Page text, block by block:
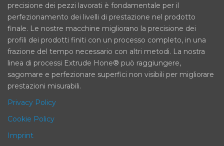
precisione dei pezzi lavorati è fondamentale per il
perfezionamento dei livelli di prestazione nel prodotto
finale. Le nostre macchine migliorano la precisione dei
profili dei prodotti finiti con un processo completo, in una
frazione del tempo necessario con altri metodi. La nostra
linea di processi Extrude Hone® può raggiungere,
sagomare e perfezionare superfici non visibili per migliorare
prestazioni misurabili.
Privacy Policy
Cookie Policy
Imprint